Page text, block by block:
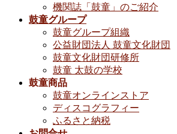
機関誌「鼓童」のご紹介
鼓童グループ
鼓童グループ組織
公益財団法人 鼓童文化財団
鼓童文化財団研修所
鼓童 太鼓の学校
鼓童商品
鼓童オンラインストア
ディスコグラフィー
ふるさと納税